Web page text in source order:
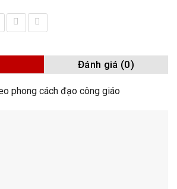
Đánh giá (0)
phong cách đạo công giáo